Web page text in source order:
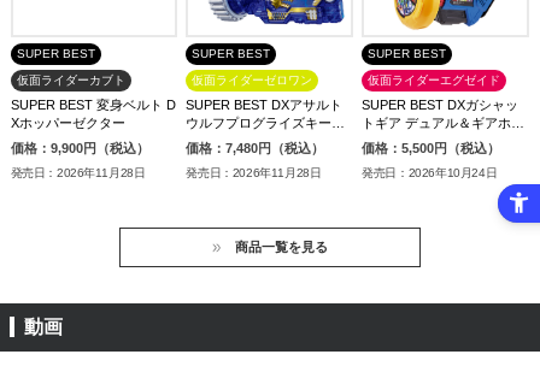
SUPER BEST
仮面ライダーカブト
SUPER BEST 変身ベルト D
Xホッパーゼクター
価格：9,900円（税込）
発売日：2026年11月28日
SUPER BEST
仮面ライダーゼロワン
SUPER BEST DXアサルト
ウルフプログライズキー＆
ランペイジガトリングプロ
グライズキー
価格：7,480円（税込）
発売日：2026年11月28日
SUPER BEST
仮面ライダーエグゼイド
SUPER BEST DXガシャッ
トギア デュアル＆ギアホル
ダー
価格：5,500円（税込）
発売日：2026年10月24日
商品一覧を見る
動画